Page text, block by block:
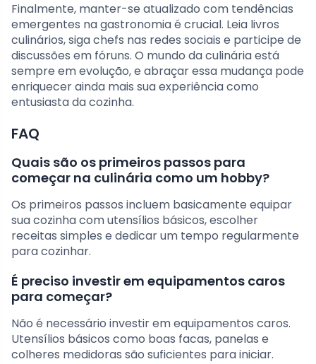
Finalmente, manter-se atualizado com tendências
emergentes na gastronomia é crucial. Leia livros
culinários, siga chefs nas redes sociais e participe de
discussões em fóruns. O mundo da culinária está
sempre em evolução, e abraçar essa mudança pode
enriquecer ainda mais sua experiência como
entusiasta da cozinha.
FAQ
Quais são os primeiros passos para
começar na culinária como um hobby?
Os primeiros passos incluem basicamente equipar
sua cozinha com utensílios básicos, escolher
receitas simples e dedicar um tempo regularmente
para cozinhar.
É preciso investir em equipamentos caros
para começar?
Não é necessário investir em equipamentos caros.
Utensílios básicos como boas facas, panelas e
colheres medidoras são suficientes para iniciar.